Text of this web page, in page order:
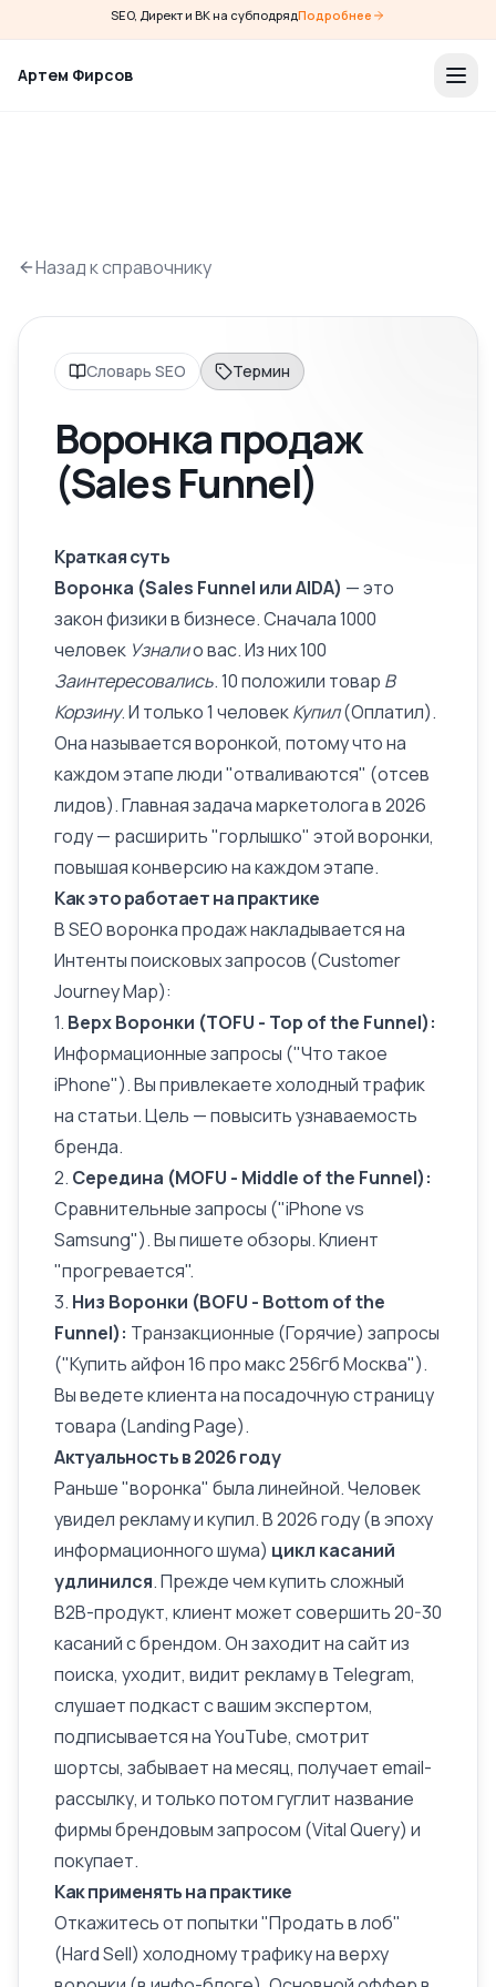
SEO, Директ и ВК на субподрядПодробнее
Артем Фирсов
Назад к справочнику
Словарь SEO Термин
Воронка продаж
(Sales Funnel)
Краткая суть
Воронка (Sales Funnel или AIDA) — это
закон физики в бизнесе. Сначала 1000
человек Узналио вас. Из них 100
Заинтересовались. 10 положили товар В
Корзину. И только 1 человекКупил(Оплатил).
Она называется воронкой, потому что на
каждом этапе люди "отваливаются" (отсев
лидов). Главная задача маркетолога в 2026
году — расширить "горлышко" этой воронки,
повышая конверсию на каждом этапе.
Как это работает на практике
В SEO воронка продаж накладывается на
Интенты поисковых запросов (Customer
Journey Map):
1. Верх Воронки (TOFU - Top of the Funnel):
Информационные запросы ("Что такое
iPhone"). Вы привлекаете холодный трафик
на статьи. Цель — повысить узнаваемость
бренда.
2. Середина (MOFU - Middle of the Funnel):
Сравнительные запросы ("iPhone vs
Samsung"). Вы пишете обзоры. Клиент
"прогревается".
3. Низ Воронки (BOFU - Bottom of the
Funnel): Транзакционные (Горячие) запросы
("Купить айфон 16 про макс 256гб Москва").
Вы ведете клиента на посадочную страницу
товара (Landing Page).
Актуальность в 2026 году
Раньше "воронка" была линейной. Человек
увидел рекламу и купил. В 2026 году (в эпоху
информационного шума) цикл касаний
удлинился. Прежде чем купить сложный
B2B-продукт, клиент может совершить 20-30
касаний с брендом. Он заходит на сайт из
поиска, уходит, видит рекламу в Telegram,
слушает подкаст с вашим экспертом,
подписывается на YouTube, смотрит
шортсы, забывает на месяц, получает email-
рассылку, и только потом гуглит название
фирмы брендовым запросом (Vital Query) и
покупает.
Как применять на практике
Откажитесь от попытки "Продать в лоб"
(Hard Sell) холодному трафику на верху